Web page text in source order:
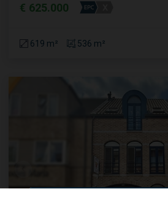
€ 625.000
619 m² 536 m²